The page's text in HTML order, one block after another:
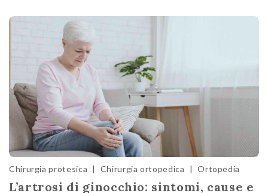
Chirurgia protesica | Chirurgia ortopedica | Ortopedia
L’artrosi di ginocchio: sintomi, cause e